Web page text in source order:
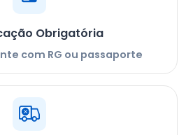
Obrigatória
com RG ou passaporte